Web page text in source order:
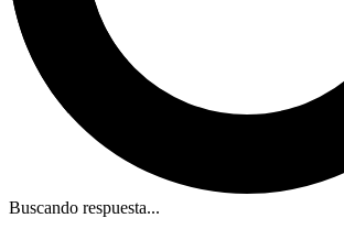
Buscando respuesta...